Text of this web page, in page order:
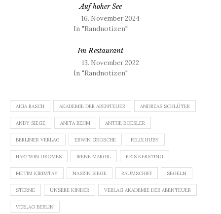
Auf hoher See
16. November 2024
In "Randnotizen"
Im Restaurant
13. November 2022
In "Randnotizen"
AIGA RASCH AKADEMIE DER ABENTEUER ANDREAS SCHLÜTER
ANDY SIEGE ANITA REHM ANTHE BOESLER
BERLINER VERLAG ERWIN GROSCHE FELIX HUBY
HARTWIN GROMES IRENE MARGIL KRIS KERSTING
METIM KIRIMTAY NASRIN SIEGE RAUMSCHIFF SEGELN
STERNE UNSERE KINDER VERLAG AKADEMIE DER ABENTEUER
VERLAG BERLIN